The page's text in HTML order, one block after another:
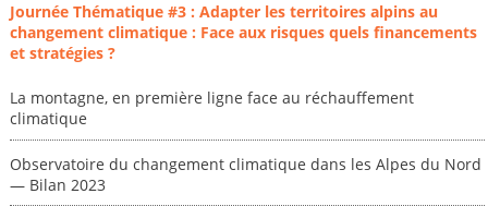
Journée Thématique #3 : Adapter les territoires alpins au
changement climatique : Face aux risques quels financements
et stratégies ?
La montagne, en première ligne face au réchauffement
climatique
Observatoire du changement climatique dans les Alpes du Nord
— Bilan 2023